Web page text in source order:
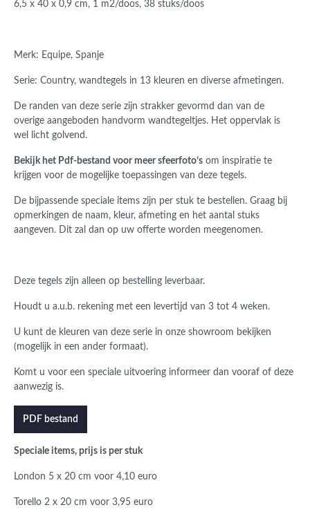
6,5 x 40 x 0,9 cm, 1 m2/doos, 38 stuks/doos
Merk: Equipe, Spanje
Serie: Country, wandtegels in 13 kleuren en diverse afmetingen.
De randen van deze serie zijn strakker gevormd dan van de
overige aangeboden handvorm wandtegeltjes. Het oppervlak is
wel licht golvend.
Bekijk het Pdf-bestand voor meer sfeerfoto’s om inspiratie te
krijgen voor de mogelijke toepassingen van deze tegels.
De bijpassende speciale items zijn per stuk te bestellen. Graag bij
opmerkingen de naam, kleur, afmeting en het aantal stuks
aangeven. Dit zal dan op uw offerte worden meegenomen.
Deze tegels zijn alleen op bestelling leverbaar.
Houdt u a.u.b. rekening met een levertijd van 3 tot 4 weken.
U kunt de kleuren van deze serie in onze showroom bekijken
(mogelijk in een ander formaat).
Komt u voor een speciale uitvoering informeer dan vooraf of deze
aanwezig is.
PDF bestand
Speciale items, prijs is per stuk
London 5 x 20 cm voor 4,10 euro
Torello 2 x 20 cm voor 3,95 euro